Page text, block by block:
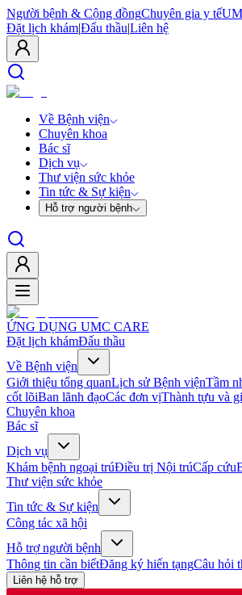
Người bệnh & Cộng đồngChuyên gia y tế
Đặt lịch khám|Đấu thầu|Liên hệ
Về Bệnh viện
Chuyên khoa
Bác sĩ
Dịch vụ
Thư viện sức khỏe
Tin tức & Sự kiện
Hỗ trợ người bệnh
ỨNG DỤNG UMC CARE
Đặt lịch khámĐấu thầu
Về Bệnh viện
Giới thiệu tổng quanLịch sử Bệnh việnTầm
cốt lõiBan lãnh đạoCác đơn vịThành tựu và
Chuyên khoa
Bác sĩ
Dịch vụ
Khám bệnh ngoại trúĐiều trị Nội trúCấp cứu
Thư viện sức khỏe
Tin tức & Sự kiện
Công tác xã hội
Hỗ trợ người bệnh
Thông tin cần biếtĐăng ký hiến tạngCâu hỏi
Liên hệ hỗ trợ